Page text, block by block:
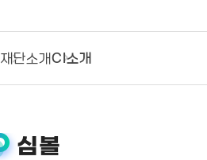
재단소개CI소개
심볼